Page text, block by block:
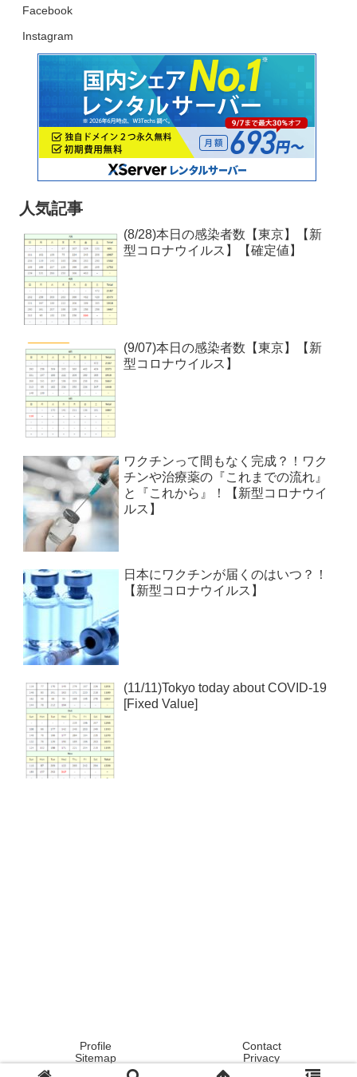
Facebook
Instagram
人気記事
(8/28)本日の感染者数【東京】【新
型コロナウイルス】【確定値】
(9/07)本日の感染者数【東京】【新
型コロナウイルス】
ワクチンって間もなく完成？！ワク
チンや治療薬の『これまでの流れ』
と『これから』！【新型コロナウイ
ルス】
日本にワクチンが届くのはいつ？！
【新型コロナウイルス】
(11/11)Tokyo today about COVID-19
[Fixed Value]
Profile
Contact
Sitemap
Privacy